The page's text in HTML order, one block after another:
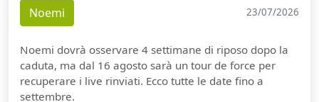
Noemi 23/07/2026
Noemi dovrà osservare 4 settimane di riposo dopo la
caduta, ma dal 16 agosto sarà un tour de force per
recuperare i live rinviati. Ecco tutte le date fino a
settembre.